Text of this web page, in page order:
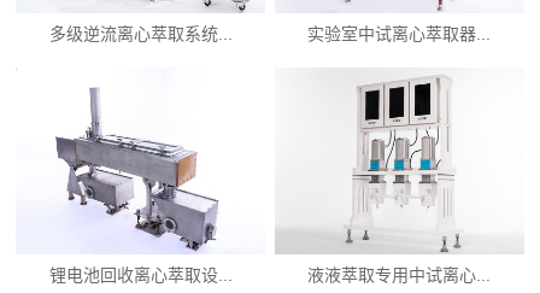
多级逆流离心萃取系统... 实验室中试离心萃取器...
锂电池回收离心萃取设... 液液萃取专用中试离心...